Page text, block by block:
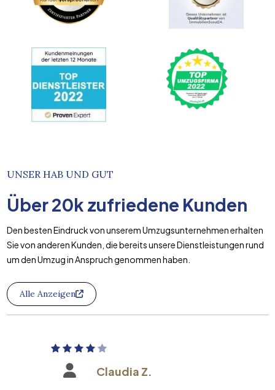
UNSER HAB UND GUT
Über20k zufriedene Kunden
Den besten Eindruck von unserem Umzugsunternehmen erhalten
Sie von anderen Kunden, die bereits unsere Dienstleistungen rund
um den Umzug in Anspruch genommen haben.
Alle Anzeigen
Claudia Z.